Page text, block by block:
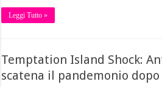
Leggi Tutto »
Temptation Island Shock:
scatena il pandemonio